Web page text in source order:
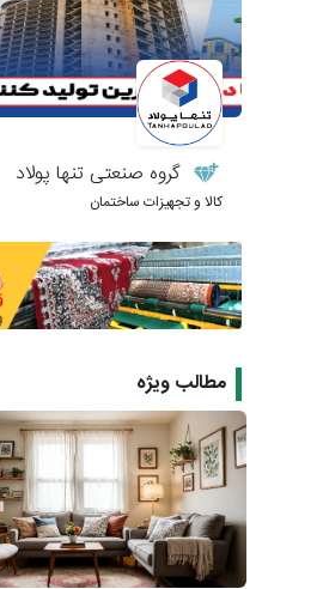
گروه صنعتی تنها پولاد
کالا و تجهیزات ساختمان
مطالب ویژه